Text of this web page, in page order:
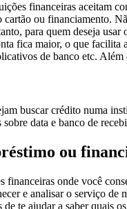
financeiras aceitam
ou financiamento.
para quem deseja
fica maior, o que facilita
de banco etc. Além
buscar crédito numa
data e banco de
ou
onde você
e analisar o serviço de
te ajudar a saber quais